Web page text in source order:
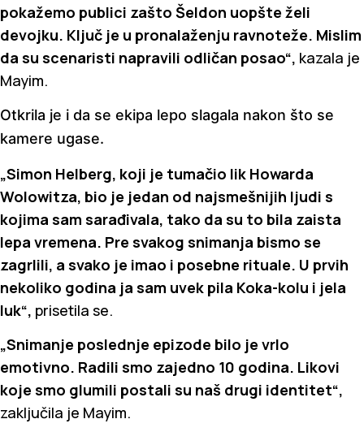
pokažemo publici zašto Šeldon uopšte želi
devojku. Ključ je u pronalaženju ravnoteže. Mislim
da su scenaristi napravili odličan posao“, kazala je
Mayim.
Otkrila je i da se ekipa lepo slagala nakon što se
kamere ugase.
„Simon Helberg, koji je tumačio lik Howarda
Wolowitza, bio je jedan od najsmešnijih ljudi s
kojima sam sarađivala, tako da su to bila zaista
lepa vremena. Pre svakog snimanja bismo se
zagrlili, a svako je imao i posebne rituale. U prvih
nekoliko godina ja sam uvek pila Koka-kolu i jela
luk“, prisetila se.
„Snimanje poslednje epizode bilo je vrlo
emotivno. Radili smo zajedno 10 godina. Likovi
koje smo glumili postali su naš drugi identitet“,
zaključila je Mayim.